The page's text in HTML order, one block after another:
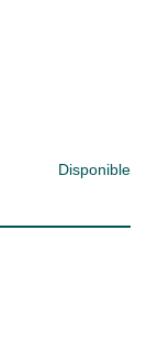
Disponible